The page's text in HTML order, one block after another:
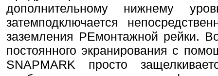
дополнительному нижнему
затемподключается
заземления PEмонтажной рейки.
постоянного экранирования с
SNAPMARK просто